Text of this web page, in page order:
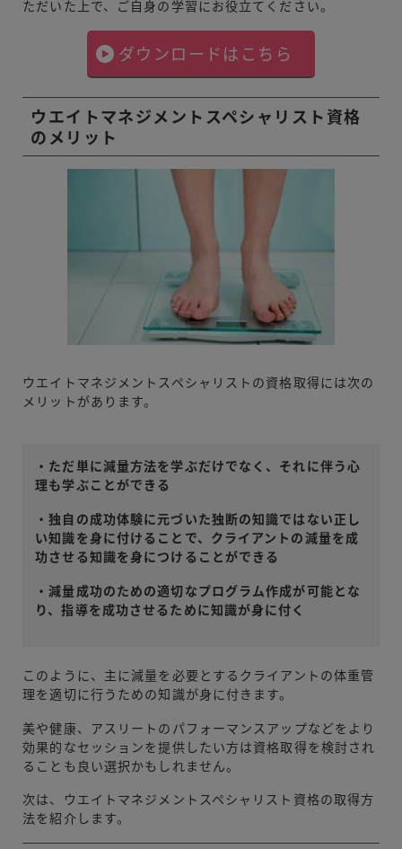
ただいた上で、ご自身の学習にお役立てください。
ダウンロードはこちら
ウエイトマネジメントスペシャリスト資格
のメリット
ウエイトマネジメントスペシャリストの資格取得には次の
メリットがあります。
・ただ単に減量方法を学ぶだけでなく、それに伴う心
理も学ぶことができる
・独自の成功体験に元づいた独断の知識ではない正し
い知識を身に付けることで、クライアントの減量を成
功させる知識を身につけることができる
・減量成功のための適切なプログラム作成が可能とな
り、指導を成功させるために知識が身に付く
このように、主に減量を必要とするクライアントの体重管
理を適切に行うための知識が身に付きます。
美や健康、アスリートのパフォーマンスアップなどをより
効果的なセッションを提供したい方は資格取得を検討され
ることも良い選択かもしれません。
次は、ウエイトマネジメントスペシャリスト資格の取得方
法を紹介します。